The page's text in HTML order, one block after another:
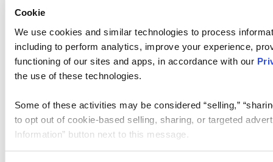
Cookie
We use cookies and similar technologies to process
including to perform analytics, improve your experience,
functioning of our sites and apps, in accordance with our
the use of these technologies.
Some of these activities may be considered “selling,”
to opt out of cookie-based selling, sharing, or targeted
Information” button next to this message.